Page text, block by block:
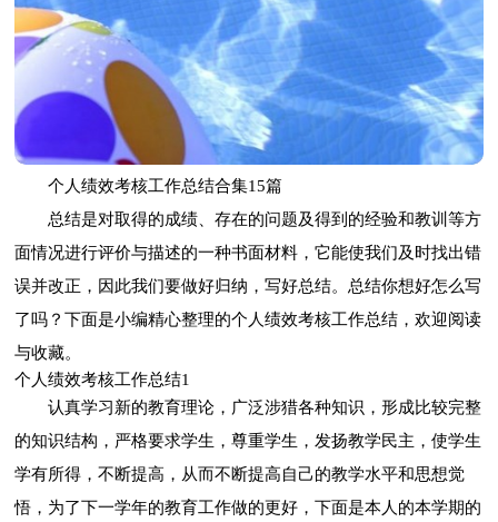
个人绩效考核工作总结合集15篇
总结是对取得的成绩、存在的问题及得到的经验和教训等方
面情况进行评价与描述的一种书面材料，它能使我们及时找出错
误并改正，因此我们要做好归纳，写好总结。总结你想好怎么写
了吗？下面是小编精心整理的个人绩效考核工作总结，欢迎阅读
与收藏。
个人绩效考核工作总结1
认真学习新的教育理论，广泛涉猎各种知识，形成比较完整
的知识结构，严格要求学生，尊重学生，发扬教学民主，使学生
学有所得，不断提高，从而不断提高自己的教学水平和思想觉
悟，为了下一学年的教育工作做的更好，下面是本人的本学期的